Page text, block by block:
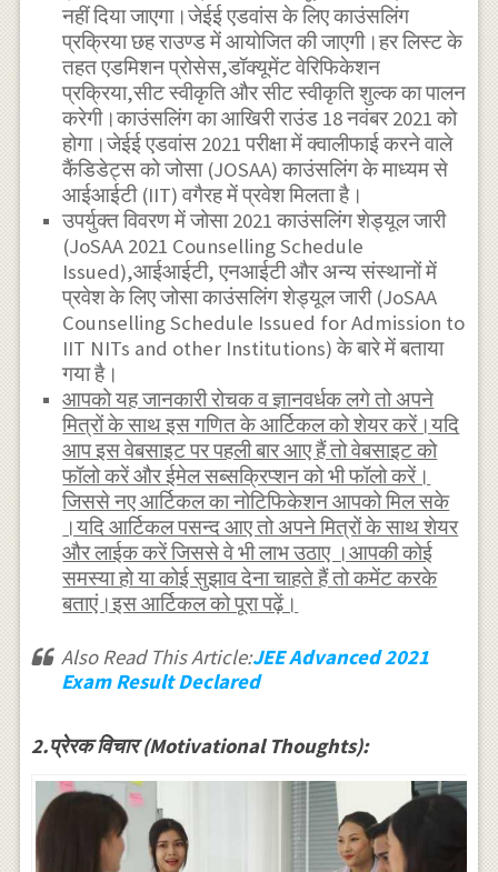
नहीं दिया जाएगा।जेईई एडवांस के लिए काउंसलिंग
प्रक्रिया छह राउण्ड में आयोजित की जाएगी।हर लिस्ट के
तहत एडमिशन प्रोसेस,डॉक्यूमेंट वेरिफिकेशन
प्रक्रिया,सीट स्वीकृति और सीट स्वीकृति शुल्क का पालन
करेगी।काउंसलिंग का आखिरी राउंड 18 नवंबर 2021 को
होगा।जेईई एडवांस 2021 परीक्षा में क्वालीफाई करने वाले
कैंडिडेट्स को जोसा (JOSAA) काउंसलिंग के माध्यम से
आईआईटी (IIT) वगैरह में प्रवेश मिलता है।
उपर्युक्त विवरण में जोसा 2021 काउंसलिंग शेड्यूल जारी
(JoSAA 2021 Counselling Schedule
Issued),आईआईटी, एनआईटी और अन्य संस्थानों में
प्रवेश के लिए जोसा काउंसलिंग शेड्यूल जारी (JoSAA
Counselling Schedule Issued for Admission to
IIT NITs and other Institutions) के बारे में बताया
गया है।
आपको यह जानकारी रोचक व ज्ञानवर्धक लगे तो अपने
मित्रों के साथ इस गणित के आर्टिकल को शेयर करें।यदि
आप इस वेबसाइट पर पहली बार आए हैं तो वेबसाइट को
फॉलो करें और ईमेल सब्सक्रिप्शन को भी फॉलो करें।
जिससे नए आर्टिकल का नोटिफिकेशन आपको मिल सके
।यदि आर्टिकल पसन्द आए तो अपने मित्रों के साथ शेयर
और लाईक करें जिससे वे भी लाभ उठाए ।आपकी कोई
समस्या हो या कोई सुझाव देना चाहते हैं तो कमेंट करके
बताएं।इस आर्टिकल को पूरा पढ़ें।
Also Read This Article:JEE Advanced 2021
Exam Result Declared
2.प्रेरक विचार (Motivational Thoughts):